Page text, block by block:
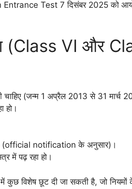
Test 7 दिसंबर 2025 को
(Class VI और
चाहिए (जन्म 1 अप्रैल 2013 से 31 मार्च
हो।
(official notification के अनुसार)।
में पढ़ रहा हो।
विशेष छूट दी जा सकती है, जो नियमों के